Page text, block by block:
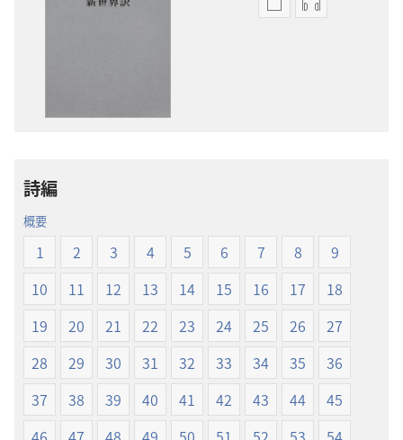
出
プ
ショ
新
界
訳
書
オー
プ
ショ
新
界
訳
書
詩編
概要
1 2 3 4 5 6 7 8
9
10
11 12 13 14 15 16 17
18
19
20 21 22 23 24 25 26
27
28
29 30 31 32 33 34 35
36
37
38 39 40 41 42 43 44
45